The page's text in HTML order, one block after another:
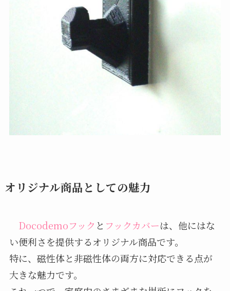
オリジナル商品としての魅力
Docodemoフック と フックカバーは、他にはな
い便利さを提供するオリジナル商品です。
特に、磁性体と非磁性体の両方に対応できる点が
大きな魅力です。